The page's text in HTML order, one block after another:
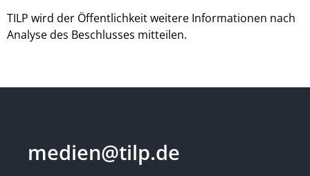
TILP wird der Öffentlichkeit weitere Informationen nach
Analyse des Beschlusses mitteilen.
medien@tilp.de